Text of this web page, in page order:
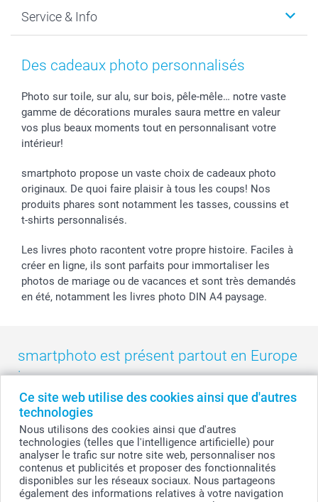
Ce site web utilise des cookies ainsi que d'autres
technologies
Nous utilisons des cookies ainsi que d'autres
technologies (telles que l'intelligence artificielle) pour
analyser le trafic sur notre site web, personnaliser nos
contenus et publicités et proposer des fonctionnalités
disponibles sur les réseaux sociaux. Nous partageons
également des informations relatives à votre navigation
Développement photo & Tirage photo
Cadres photo & accessoires déco
Stickers & Etiquettes
Chèque Cadeau
Gestion des cookies
Mentions Légales
Affiliation
Investor Relations
B2B smartbusiness
Nouvel An
Fête des Mères
Confirmation ou communion
Mariage
Fête d'anniversaire
Tous les évènements
Service & Info
Tarifs et frais de livraison
Livraison en 48 heures
Modes de Paiement
Identifiez-vous
Statut de ma commande
smarfriends
smartgarantie
smartbonus
Des cadeaux photo personnalisés
Photo sur toile, sur alu, sur bois, pêle-mêle… notre vaste
gamme de décorations murales saura mettre en valeur
vos plus beaux moments tout en personnalisant votre
intérieur!
smartphoto propose un vaste choix de cadeaux photo
originaux. De quoi faire plaisir à tous les coups! Nos
produits phares sont notamment les tasses, coussins et
t-shirts personnalisés.
Les livres photo racontent votre propre histoire. Faciles à
créer en ligne, ils sont parfaits pour immortaliser les
photos de mariage ou de vacances et sont très demandés
en été, notamment les livres photo DIN A4 paysage.
smartphoto est présent partout en Europe
:
België - Belgique - Danmark - Deutschland - France - Ireland
- Nederland - Norge
Switzerland - Suomi - Sverige - United Kingdom
Other Countries